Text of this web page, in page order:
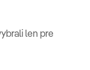
len pre